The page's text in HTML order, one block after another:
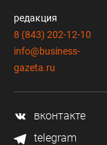
редакция
8 (843) 202-12-10
info@business-
gazeta.ru
вконтакте
telegram